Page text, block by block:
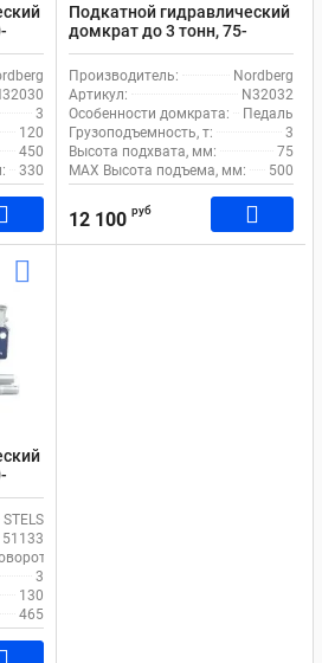
3
120
450
330
Подкатной гидравлический
домкрат до 3 тонн, 75-
500мм с педалью Nordberg
N32032
Производитель:
Nordberg
Артикул:
N32032
Особенности домкрата:
Педаль
Грузоподъемность, т:
3
Высота подхвата, мм:
75
MAX Высота подъема, мм:
500
12 100 руб
STELS
51133
рукоять, Фиксатор
3
130
465